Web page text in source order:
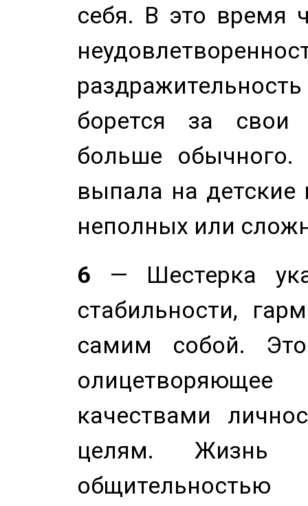
себя. В это время
борется за свои
больше
выпала на детские
неполных или
6 — Шестерка
стабильности,
самим собой.
качествами
целям. Жизнь